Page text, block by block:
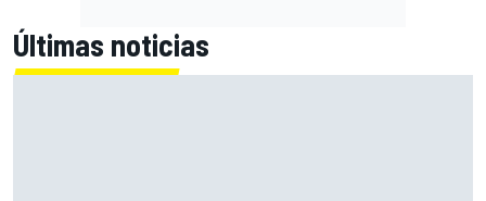
Últimas noticias